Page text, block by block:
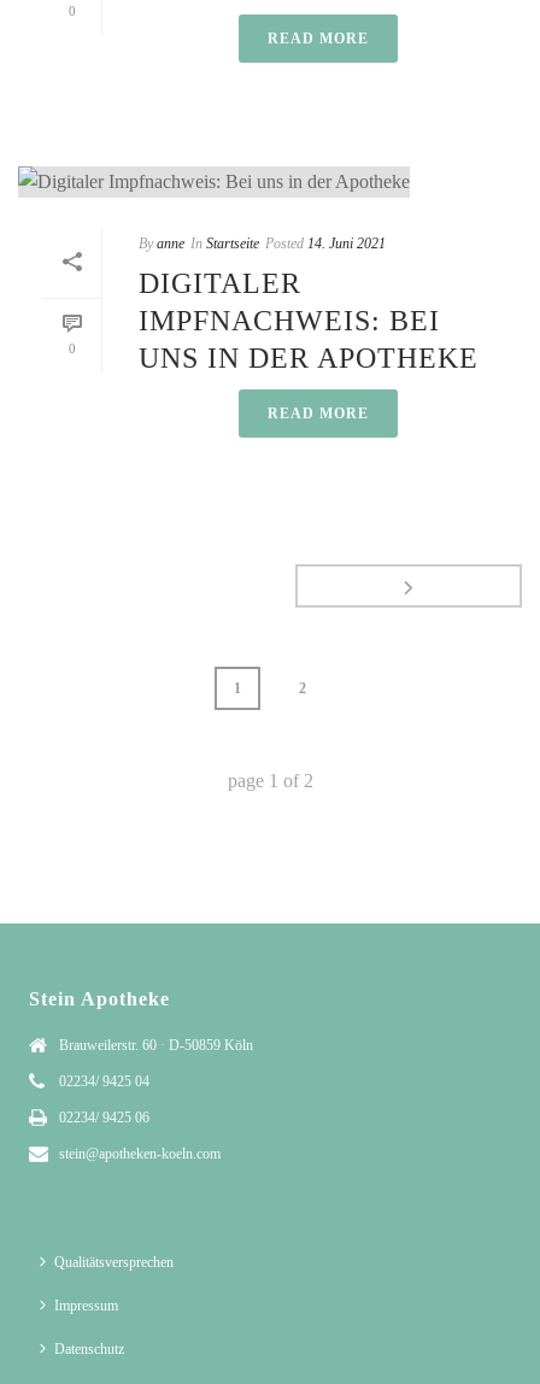
0
READ MORE
0
By anne In Startseite Posted 14. Juni 2021
DIGITALER
IMPFNACHWEIS: BEI
UNS IN DER APOTHEKE
READ MORE
1 2
page 1 of 2
Stein Apotheke
Brauweilerstr. 60 · D-50859 Köln
02234/ 9425 04
02234/ 9425 06
stein@apotheken-koeln.com
Qualitätsversprechen
Impressum
Datenschutz